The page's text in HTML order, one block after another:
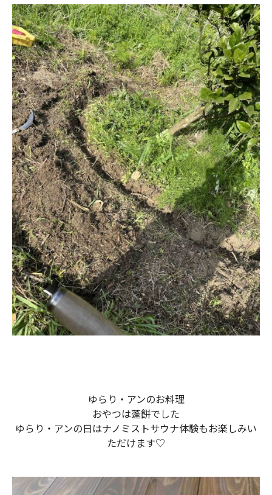
ゆらり・アンのお料理
おやつは蓬餅でした
ゆらり・アンの日はナノミストサウナ体験もお楽しみい
ただけます♡